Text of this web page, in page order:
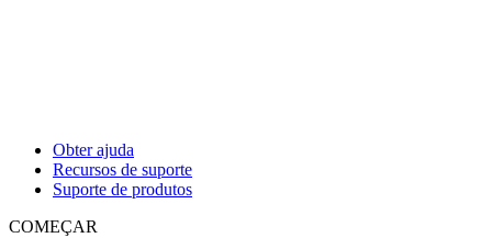
Obter ajuda
Recursos de suporte
Suporte de produtos
COMEÇAR